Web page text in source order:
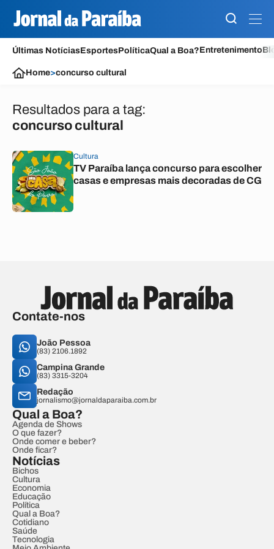
Últimas NotíciasEsportesPolíticaQual a Boa?Entretenimento
Home>concurso cultural
Resultados para a tag:
concurso cultural
Cultura
TV Paraíba lança concurso para escolher
casas e empresas mais decoradas de CG
Contate-nos
João Pessoa
(83) 2106.1892
Campina Grande
(83) 3315-3204
Redação
jornalismo@jornaldaparaiba.com.br
Qual a Boa?
Agenda de Shows
O que fazer?
Onde comer e beber?
Onde ficar?
Notícias
Bichos
Cultura
Economia
Educação
Política
Qual a Boa?
Cotidiano
Saúde
Tecnologia